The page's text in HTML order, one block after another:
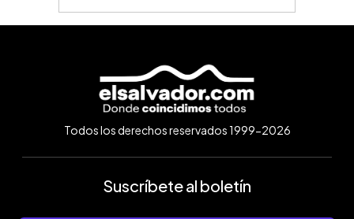
Todos los derechos reservados 1999-2026
Suscríbete al boletín